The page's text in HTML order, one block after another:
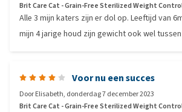
Brit Care Cat - Grain-Free Sterilized Weight
Alle 3 mijn katers zijn er dol op. Leeftijd van
mijn 4 jarige houd zijn gewicht ook wel
Voor nu een succes
DoorElisabeth, donderdag 7 december 2023
Brit Care Cat - Grain-Free Sterilized Weight